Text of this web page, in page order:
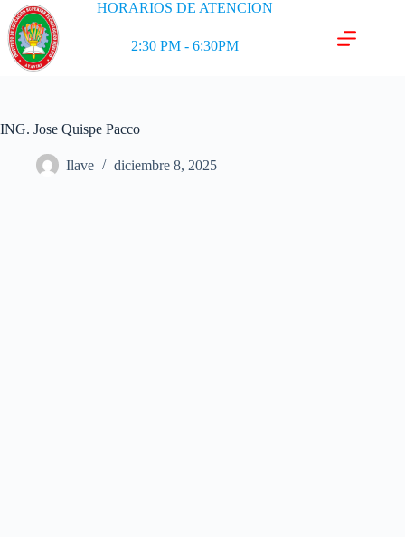
HORARIOS DE ATENCION
2:30 PM - 6:30PM
ING. Jose Quispe Pacco
Ilave diciembre 8, 2025